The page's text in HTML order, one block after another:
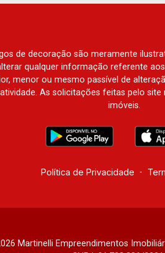
Der Rohe, Doppio Spazio,
Giardino Solare, Giardino
Província de Roma,
Square Garden, Verona,
Guaecá, Fiúsa One, Icon,
Matisse, Promenade, Botanic
Nova Aliança Residence, Le
Perspective, Domaine
de Paris, Cidade de
Seattle, Cidade de Roma,
Lisboa, Cidade de Madrid,
de decoração são meramente
qualquer informação referente
menor ou mesmo passível de
As solicitações feitas pelo
imóveis.
Política de Privacidade -
Martinelli Empreendimentos